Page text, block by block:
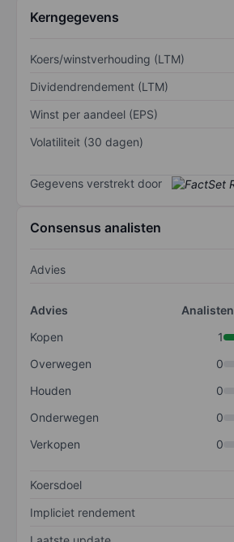
Kerngegevens
Koers/winstverhouding (LTM)
Dividendrendement (LTM)
Winst per aandeel (EPS)
Volatiliteit (30 dagen)
Gegevens verstrekt door
Consensus analisten
Advies
Advies
Analisten
Kopen
1
Overwegen
0
Houden
0
Onderwegen
0
Verkopen
0
Koersdoel
Impliciet rendement